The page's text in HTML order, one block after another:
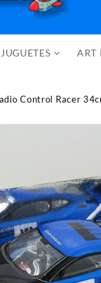
JUGUETES ART
Control Racer